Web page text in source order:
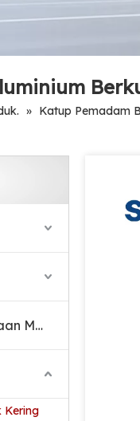
» Katup Pemadam
Katup Untuk Penggunaan Medis
Kering
Fire Safe Valve Brass Copper Alloy Valve Untuk Pemadam Api Serbuk Kering
Sian safety kuningan bubuk kering katup pemadam api